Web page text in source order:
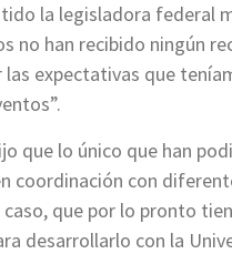
la legisladora federal
no han recibido ningún
las expectativas que
que lo único que han
coordinación con
que por lo pronto
desarrollarlo con la